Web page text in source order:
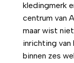
kledingmerk
centrum van
maar wist
inrichting van
binnen zes